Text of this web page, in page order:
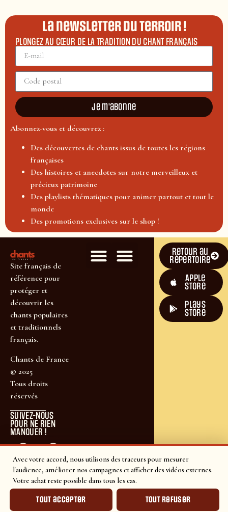
Avec votre accord, nous utilisons des traceurs pour mesurer
l'audience, améliorer nos campagnes et afficher des vidéos externes.
Votre achat reste possible dans tous les cas.
Tout accepter Tout refuser
La newsletter du terroir !
PLONGEZ AU CŒUR DE LA TRADITION DU CHANT FRANÇAIS
Je m'abonne
Abonnez-vous et découvrez :
Des découvertes de chants issus de toutes les régions
françaises
Des histoires et anecdotes sur notre merveilleux et
précieux patrimoine
Des playlists thématiques pour animer partout et tout le
monde
Des promotions exclusives sur le shop !
Site français de
référence pour
protéger et
découvrir les
chants populaires
et traditionnels
français.
Chants de France
© 2025
Tous droits
réservés
SUIVEZ-NOUS
POUR NE RIEN
MANQUER !
Retour au
répertoire
Apple
Store
plays
store